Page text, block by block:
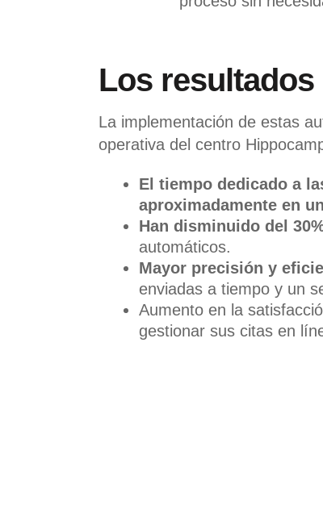
Los resultados
La implementación de estas
operativa del centro
El tiempo dedicado a
aproximadamente en
Han disminuido del
automáticos.
Mayor precisión y
enviadas a tiempo y un
Aumento en la
gestionar sus citas en